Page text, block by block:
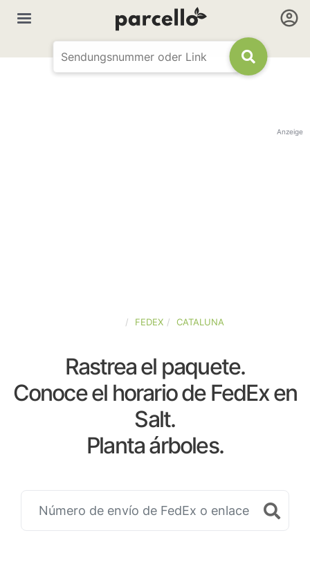
Anzeige
FEDEX CATALUNA
Rastrea el paquete.
Conoce el horario de FedEx en
Salt.
Planta árboles.